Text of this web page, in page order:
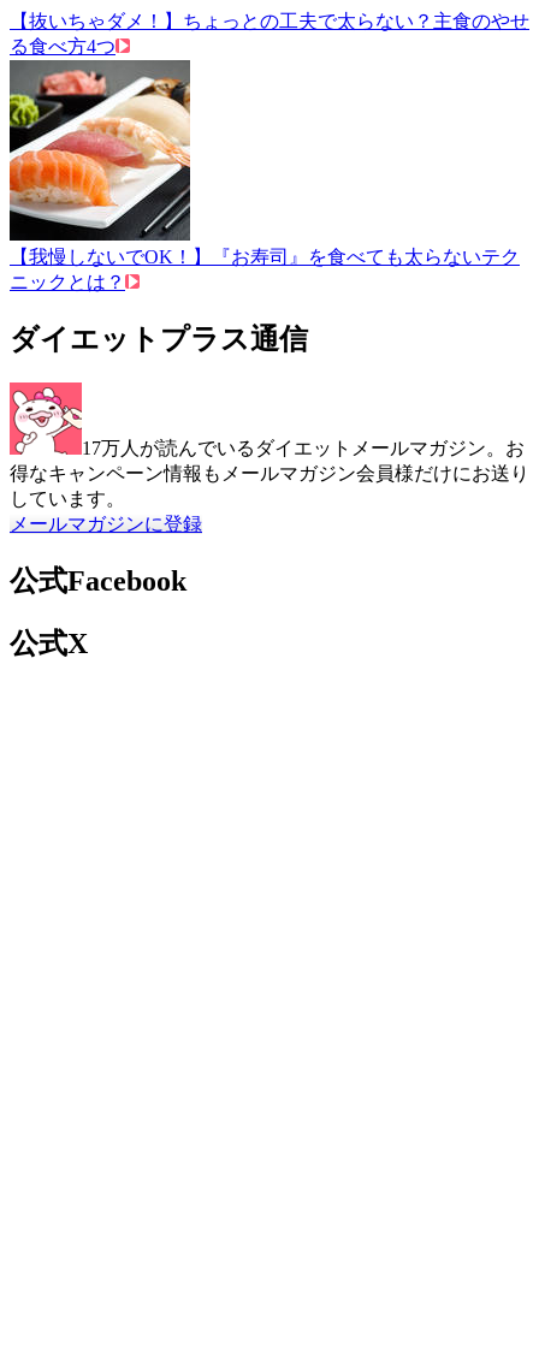
【抜いちゃダメ！】ちょっとの工夫で太らない？主食のやせ
る食べ方4つ
【我慢しないでOK！】『お寿司』を食べても太らないテク
ニックとは？
ダイエットプラス通信
17万人が読んでいるダイエットメールマガジン。お
得なキャンペーン情報もメールマガジン会員様だけにお送り
しています。
メールマガジンに登録
公式Facebook
公式X